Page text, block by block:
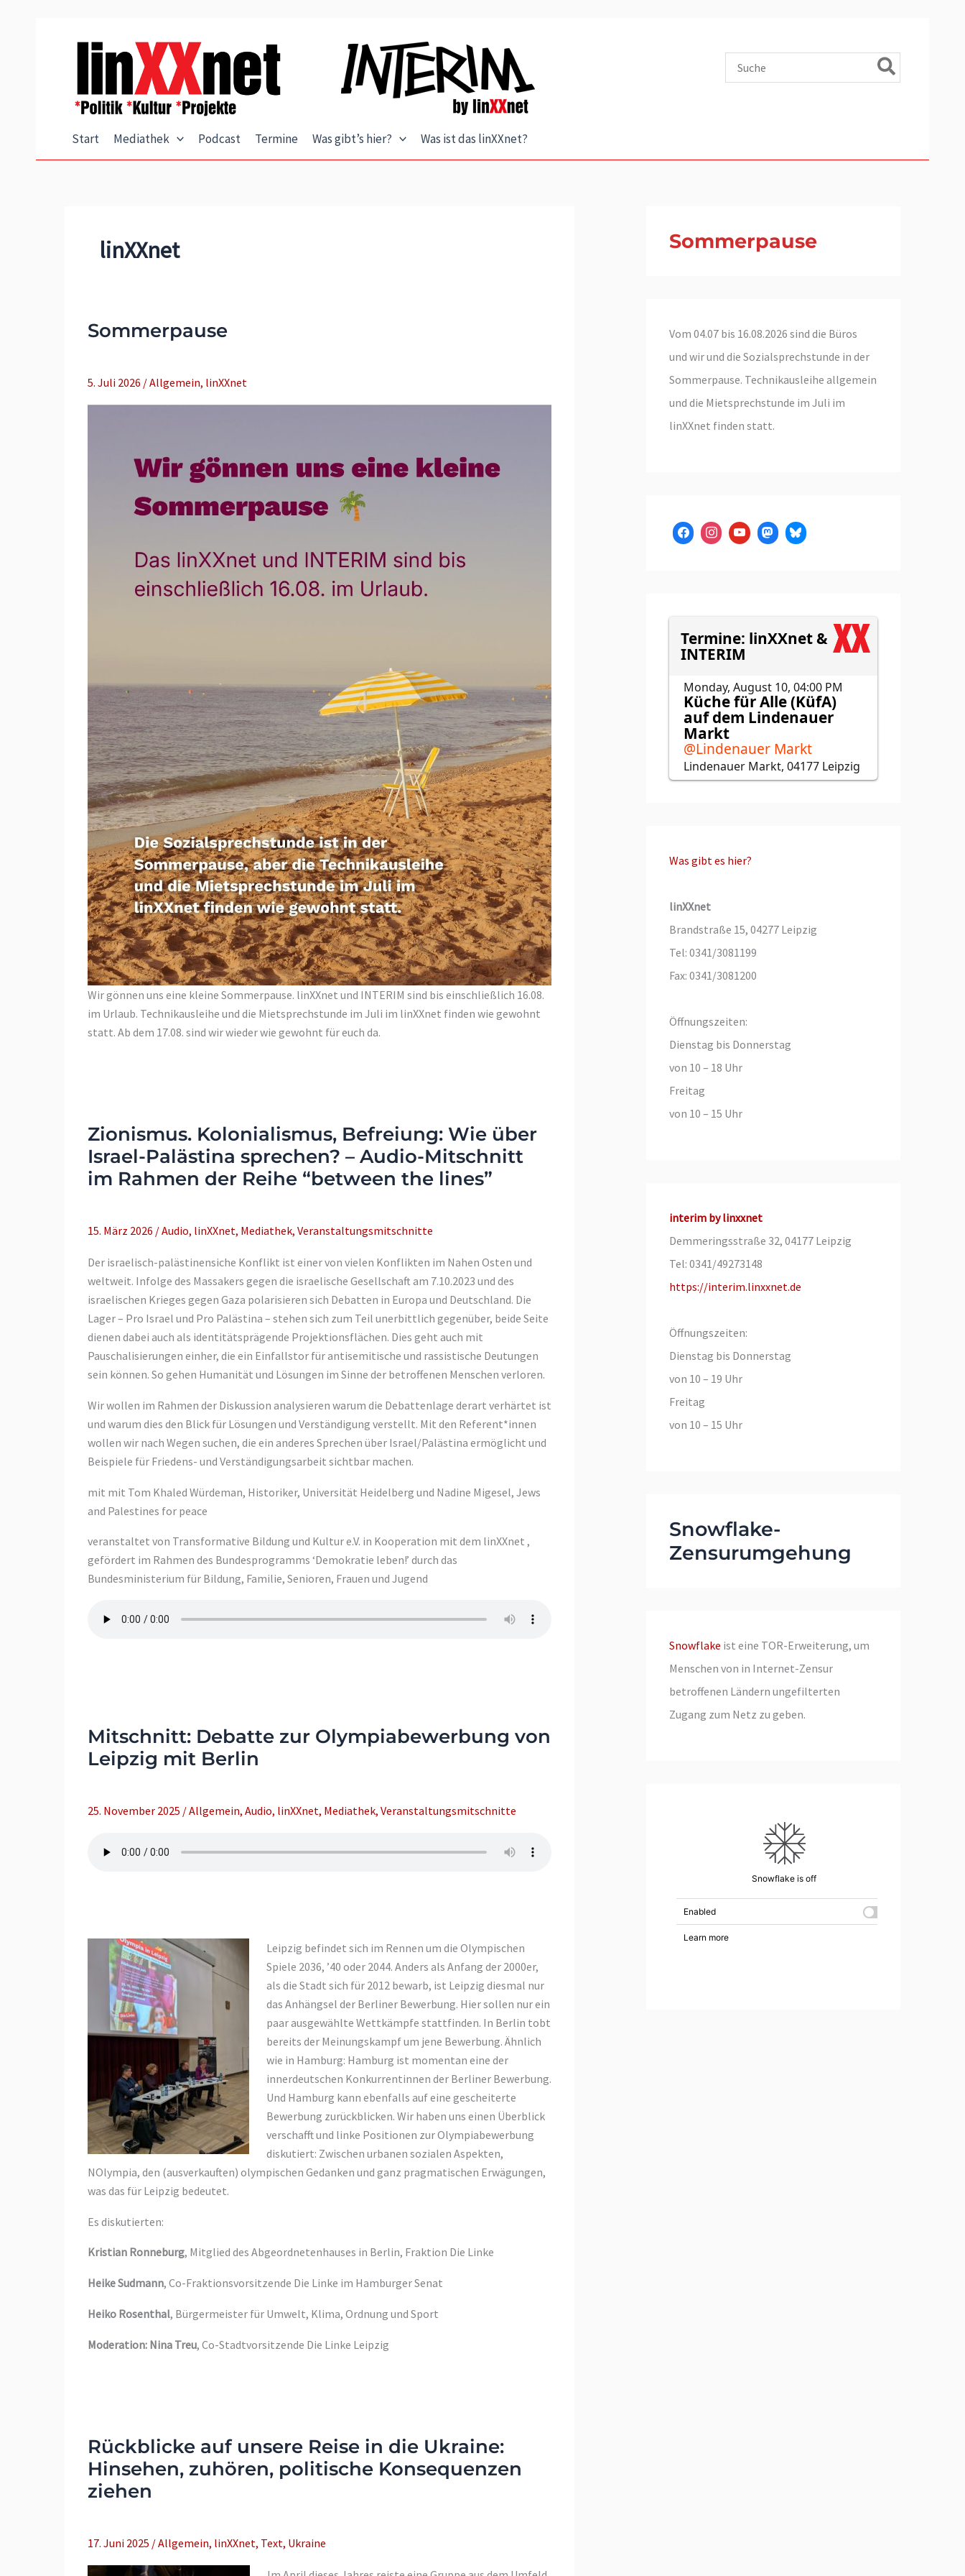
for:
Start Mediathek Podcast Termine Was gibt’s hier? Was ist das linXXnet?
linXXnet
Sommerpause
5. Juli 2026 /Allgemein, linXXnet
Wir gönnen uns eine kleine Sommerpause. linXXnet und INTERIM sind bis einschließlich 16.08.
im Urlaub. Technikausleihe und die Mietsprechstunde im Juli im linXXnet finden wie gewohnt
statt. Ab dem 17.08. sind wir wieder wie gewohnt für euch da.
Zionismus. Kolonialismus, Befreiung: Wie über
Israel-Palästina sprechen? – Audio-Mitschnitt
im Rahmen der Reihe “between the lines”
15. März 2026 /Audio, linXXnet, Mediathek, Veranstaltungsmitschnitte
Der israelisch-palästinensiche Konflikt ist einer von vielen Konflikten im Nahen Osten und
weltweit. Infolge des Massakers gegen die israelische Gesellschaft am 7.10.2023 und des
israelischen Krieges gegen Gaza polarisieren sich Debatten in Europa und Deutschland. Die
Lager – Pro Israel und Pro Palästina – stehen sich zum Teil unerbittlich gegenüber, beide Seite
dienen dabei auch als identitätsprägende Projektionsflächen. Dies geht auch mit
Pauschalisierungen einher, die ein Einfallstor für antisemitische und rassistische Deutungen
sein können. So gehen Humanität und Lösungen im Sinne der betroffenen Menschen verloren.
Wir wollen im Rahmen der Diskussion analysieren warum die Debattenlage derart verhärtet ist
und warum dies den Blick für Lösungen und Verständigung verstellt. Mit den Referent*innen
wollen wir nach Wegen suchen, die ein anderes Sprechen über Israel/Palästina ermöglicht und
Beispiele für Friedens- und Verständigungsarbeit sichtbar machen.
mit mit Tom Khaled Würdeman, Historiker, Universität Heidelberg und Nadine Migesel, Jews
and Palestines for peace
veranstaltet von Transformative Bildung und Kultur e.V. in Kooperation mit dem linXXnet ,
gefördert im Rahmen des Bundesprogramms ‘Demokratie leben!’ durch das
Bundesministerium für Bildung, Familie, Senioren, Frauen und Jugend
Mitschnitt: Debatte zur Olympiabewerbung von
Leipzig mit Berlin
25. November 2025 /Allgemein, Audio, linXXnet, Mediathek, Veranstaltungsmitschnitte
L eipzig befindet sich im Rennen um die Olympischen
Spiele 2036, ’40 oder 2044. Anders als Anfang der 2000er,
als die Stadt sich für 2012 bewarb, ist Leipzig diesmal nur
das Anhängsel der Berliner Bewerbung. Hier sollen nur ein
paar ausgewählte Wettkämpfe stattfinden. In Berlin tobt
bereits der Meinungskampf um jene Bewerbung. Ähnlich
wie in Hamburg: Hamburg ist momentan eine der
innerdeutschen Konkurrentinnen der Berliner Bewerbung.
Und Hamburg kann ebenfalls auf eine gescheiterte
Bewerbung zurückblicken. Wir haben uns einen Überblick
verschafft und linke Positionen zur Olympiabewerbung
diskutiert: Zwischen urbanen sozialen Aspekten,
NOlympia, den (ausverkauften) olympischen Gedanken und ganz pragmatischen Erwägungen,
was das für Leipzig bedeutet.
Es diskutierten:
Kristian Ronneburg, Mitglied des Abgeordnetenhauses in Berlin, Fraktion Die Linke
Heike Sudmann, Co-Fraktionsvorsitzende Die Linke im Hamburger Senat
Heiko Rosenthal, Bürgermeister für Umwelt, Klima, Ordnung und Sport
Moderation: Nina Treu, Co-Stadtvorsitzende Die Linke Leipzig
Rückblicke auf unsere Reise in die Ukraine:
Hinsehen, zuhören, politische Konsequenzen
ziehen
17. Juni 2025 /Allgemein, linXXnet, Text, Ukraine
Sommerpause
Vom 04.07 bis 16.08.2026 sind die Büros
und wir und die Sozialsprechstunde in der
Sommerpause. Technikausleihe allgemein
und die Mietsprechstunde im Juli im
linXXnet finden statt.
Was gibt es hier?
linXXnet
Brandstraße 15, 04277 Leipzig
Tel: 0341/3081199
Fax: 0341/3081200
Öffnungszeiten:
Dienstag bis Donnerstag
von 10 – 18 Uhr
Freitag
von 10 – 15 Uhr
interim by linxxnet
Demmeringsstraße 32, 04177 Leipzig
Tel: 0341/49273148
https://interim.linxxnet.de
Öffnungszeiten:
Dienstag bis Donnerstag
von 10 – 19 Uhr
Freitag
von 10 – 15 Uhr
Snowflake-
Zensurumgehung
Snowflake ist eine TOR-Erweiterung, um
Menschen von in Internet-Zensur
betroffenen Ländern ungefilterten
Zugang zum Netz zu geben.